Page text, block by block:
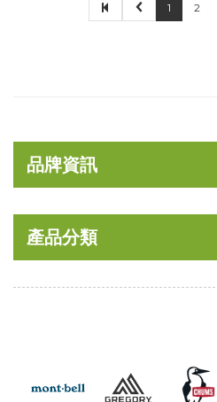
1 2
品牌資訊
產品分類